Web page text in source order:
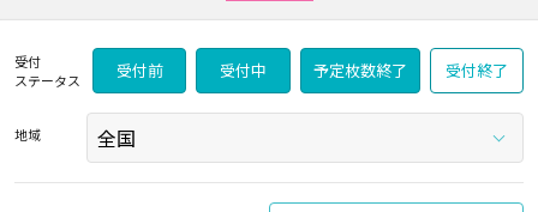
受付
ステータス
受付前 受付中 予定枚数終了 受付終了
地域